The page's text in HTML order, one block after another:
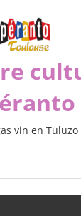
vin en Tuluzo